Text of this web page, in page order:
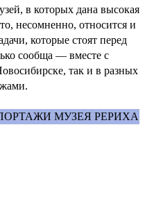
в которых дана высокая
несомненно, относится и
которые стоят перед
сообща — вместе с
так и в разных
МУЗЕЯ РЕРИХА